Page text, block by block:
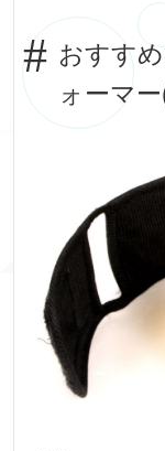
おすす
ォーマ